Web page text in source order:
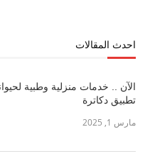
احدث المقالات
الآن .. خدمات منزلية وطبية
تطبيق دكاترة
مارس 1, 2025